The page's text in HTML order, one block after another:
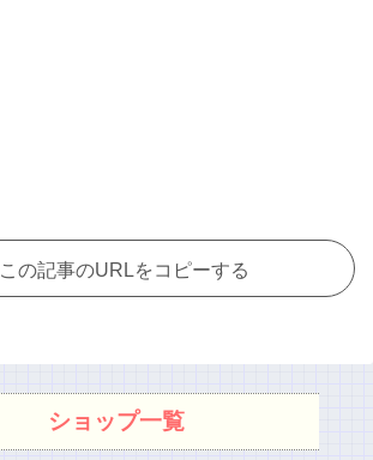
この記事のURLをコピーする
ショップ一覧